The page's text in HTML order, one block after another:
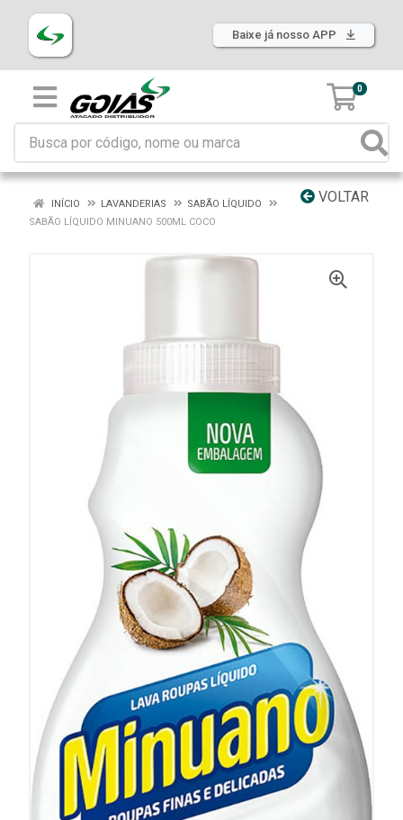
Baixe já nosso APP
0
VOLTAR
INÍCIO LAVANDERIAS
SABÃO LÍQUIDO
SABÃO LÍQUIDO MINUANO 500ML COCO